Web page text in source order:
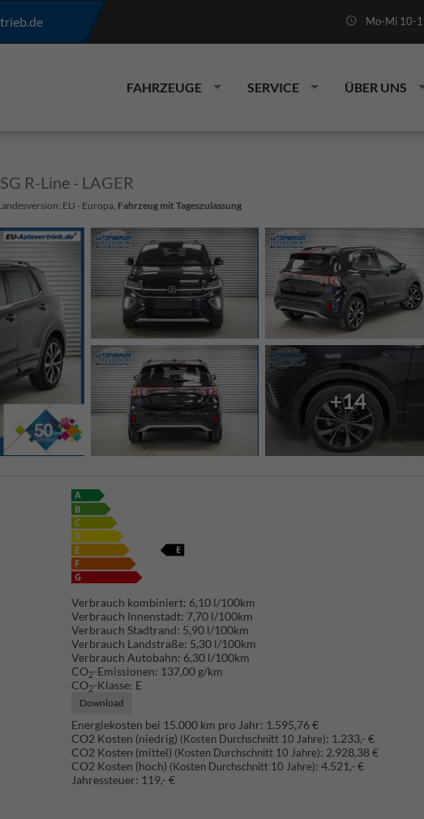
Mo-Mi 10-
FAHRZEUGE SERVICE ÜBER UNS
R-Line - LAGER
Landesversion: EU - Europa, Fahrzeug mit Tageszulassung
+14
Verbrauch kombiniert: 6,10 l/100km
Verbrauch Innenstadt: 7,70 l/100km
Verbrauch Stadtrand: 5,90 l/100km
Verbrauch Landstraße: 5,30 l/100km
Verbrauch Autobahn: 6,30 l/100km
CO2-Emissionen: 137,00 g/km
CO2-Klasse: E
Download
Energiekosten bei 15.000 km pro Jahr: 1.595,76 €
CO2 Kosten (niedrig) (Kosten Durchschnitt 10 Jahre): 1.233,- €
CO2 Kosten (mittel) (Kosten Durchschnitt 10 Jahre): 2.928,38 €
CO2 Kosten (hoch) (Kosten Durchschnitt 10 Jahre): 4.521,- €
Jahressteuer: 119,- €